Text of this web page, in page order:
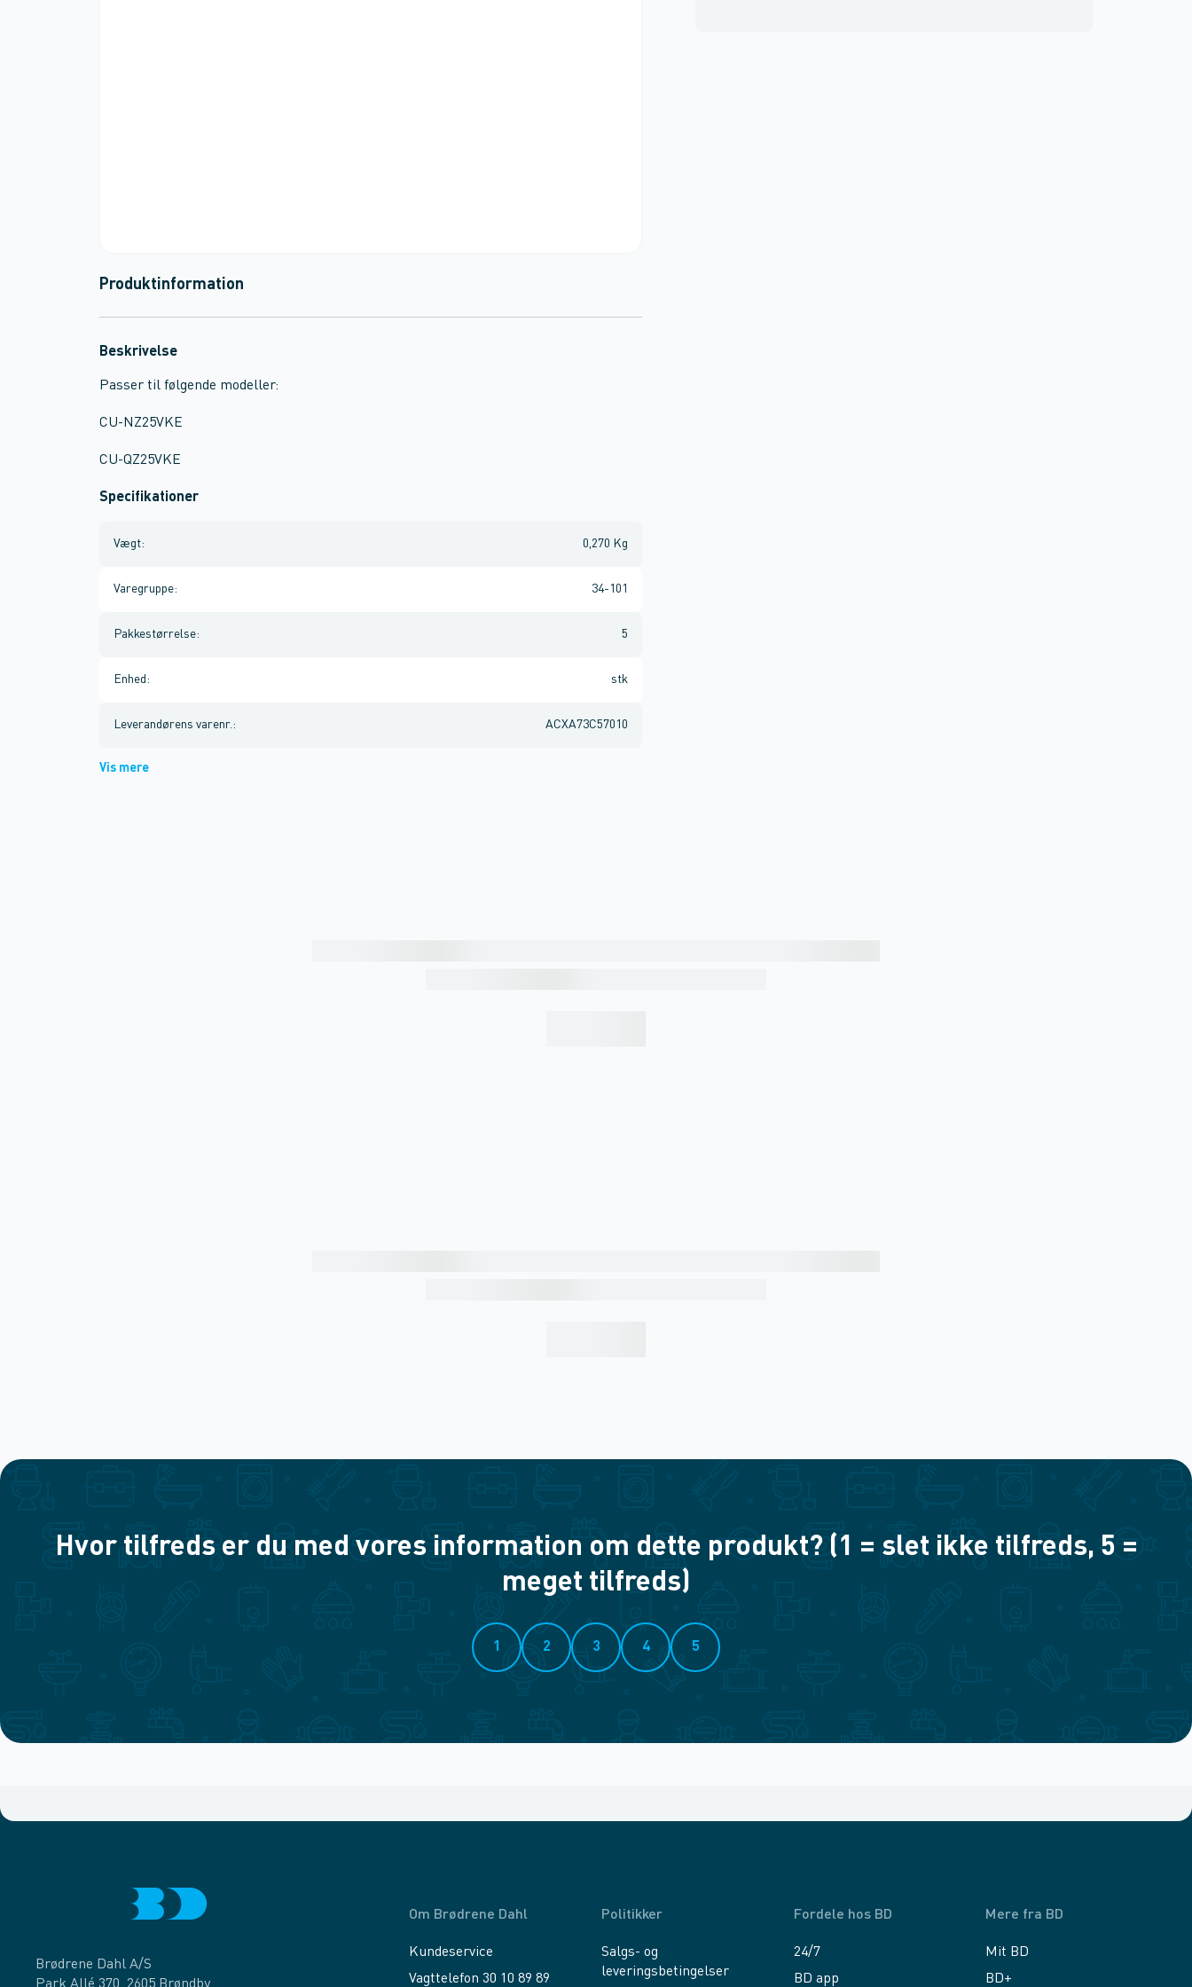
Produktinformation
Beskrivelse
Passer til følgende modeller:
CU-NZ25VKE
CU-QZ25VKE
Specifikationer
Vægt: 0,270 Kg
Varegruppe: 34-101
Pakkestørrelse: 5
Enhed : stk
Leverandørens varenr. : ACXA73C57010
Vis mere
Hvor tilfreds er du med vores information om dette produkt? (1 = slet ikke tilfreds, 5 =
meget tilfreds)
1 2 3 4 5
Brødrene Dahl A/S
Om Brødrene Dahl
Kundeservice
Vagttelefon 30 10 89 89
Politikker
Salgs- og
leveringsbetingelser
Fordele hos BD
24/7
BD app
Mere fra BD
Mit BD
BD+